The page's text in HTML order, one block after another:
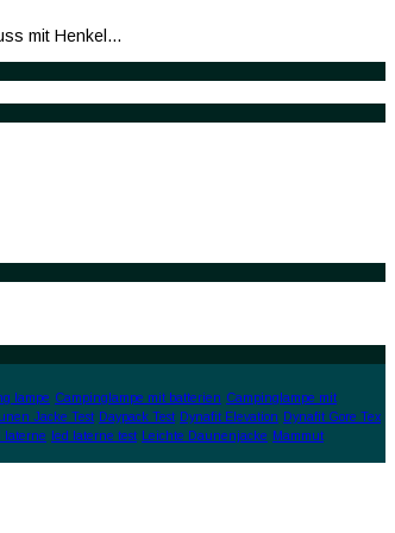
mit Henkel…
lampe Campinglampe mit batterien Campinglampe mit
Jacke Test Daypack Test Dynafit Elevation Dynafit Gore Tex
laterne led laterne test Leichte Daunenjacke Mammut